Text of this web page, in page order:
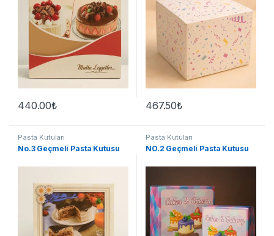
440.00₺ 467.50₺
Pasta Kutuları
No.3 Geçmeli Pasta Kutusu
Pasta Kutuları
NO.2 Geçmeli Pasta Kutusu